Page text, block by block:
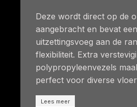
Deze wordt direct op de
aangebracht en bevat een
uitzettingsvoeg aan de
flexibiliteit. Extra
polypropyleenvezels
perfect voor diverse
Lees meer